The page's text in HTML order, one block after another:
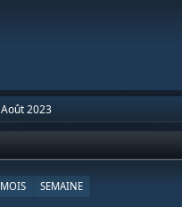
Août 2023
MOIS SEMAINE